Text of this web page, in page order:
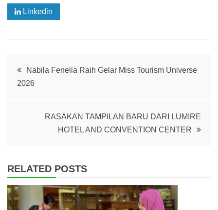
Linkedin
PostNabila Fenelia Raih Gelar Miss Tourism Universe
2026
RASAKAN TAMPILAN BARU DARI LUMIRE
HOTEL AND CONVENTION CENTER
RELATED POSTS